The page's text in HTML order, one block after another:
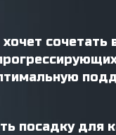
сочетать
посадку для